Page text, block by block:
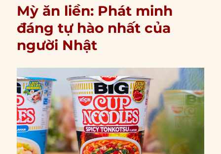
Mỳ ăn liền: Phát minh
đáng tự hào nhất của
người Nhật